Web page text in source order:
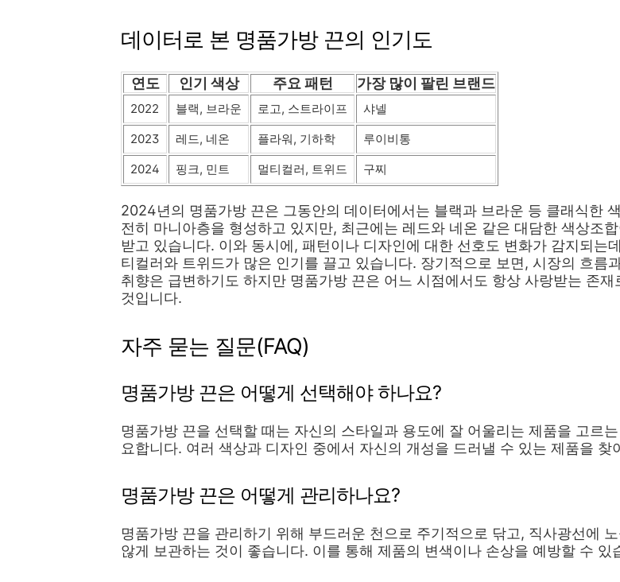
데이터로 본 명품가방 끈의 인기도
연도 인기 색상 주요 패턴 가장 많이 팔린 브랜드
2022 블랙, 브라운 로고, 스트라이프
샤넬
2023
레드, 네온 플라워, 기하학
루이비통
2024
핑크, 민트 멀티컬러, 트위드 구찌
2024년의 명품가방 끈은 그동안의 데이터에서는 블랙과 브라운 등 클래식한
전히 마니아층을 형성하고 있지만, 최근에는 레드와 네온 같은 대담한 색상조
받고 있습니다. 이와 동시에, 패턴이나 디자인에 대한 선호도 변화가 감지되는
티컬러와 트위드가 많은 인기를 끌고 있습니다. 장기적으로 보면, 시장의 흐름
취향은 급변하기도 하지만 명품가방 끈은 어느 시점에서도 항상 사랑받는 존재
것입니다.
자주 묻는 질문(FAQ)
명품가방 끈은 어떻게 선택해야 하나요?
명품가방 끈을 선택할 때는 자신의 스타일과 용도에 잘 어울리는 제품을 고르
요합니다. 여러 색상과 디자인 중에서 자신의 개성을 드러낼 수 있는 제품을 찾
명품가방 끈은 어떻게 관리하나요?
명품가방 끈을 관리하기 위해 부드러운 천으로 주기적으로 닦고, 직사광선에 노
않게 보관하는 것이 좋습니다. 이를 통해 제품의 변색이나 손상을 예방할 수 있